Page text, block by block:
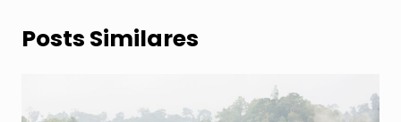
Posts Similares